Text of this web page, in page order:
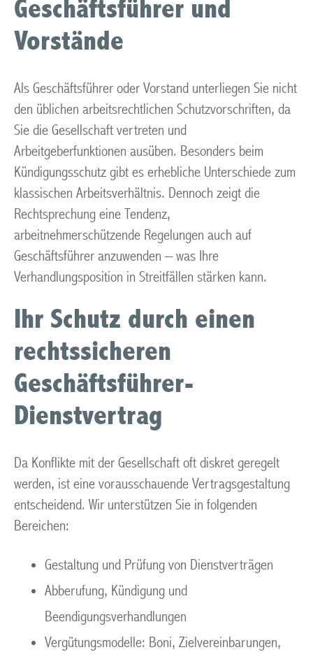
Geschäftsführer und
Vorstände
Als Geschäftsführer oder Vorstand unterliegen Sie nicht
den üblichen arbeitsrechtlichen Schutzvorschriften, da
Sie die Gesellschaft vertreten und
Arbeitgeberfunktionen ausüben. Besonders beim
Kündigungsschutz gibt es erhebliche Unterschiede zum
klassischen Arbeitsverhältnis. Dennoch zeigt die
Rechtsprechung eine Tendenz,
arbeitnehmerschützende Regelungen auch auf
Geschäftsführer anzuwenden – was Ihre
Verhandlungsposition in Streitfällen stärken kann.
Ihr Schutz durch einen
rechtssicheren
Geschäftsführer-
Dienstvertrag
Da Konflikte mit der Gesellschaft oft diskret geregelt
werden, ist eine vorausschauende Vertragsgestaltung
entscheidend. Wir unterstützen Sie in folgenden
Bereichen:
Gestaltung und Prüfung von Dienstverträgen
Abberufung, Kündigung und
Beendigungsverhandlungen
Vergütungsmodelle: Boni, Zielvereinbarungen,